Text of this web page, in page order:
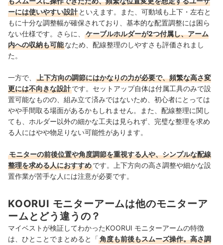
ーには使いやすい設計 といえます。また、可動域も上下・左右と
もに十分な調整幅が確保されており、基本的な配置調整には困ら
ない仕様です。さらに、
ケーブルホルダーが2つ付属し、アーム
内への収納も可能なため、配線整理のしやすさも評価されまし
た。
一方で、
上下方向の調節にはかなりの力が必要で、頻繁な高さ変
更には不向きな設計です。セットアップ自体は付属工具のみで設
置可能なものの、組み立て済みではないため、初心者にとっては
やや手間取る場面があるかもしれません。また、配線整理に関し
ても、ホルダー以外の細かな工夫は見られず、完璧な整理を求め
る人にはやや物足りない可能性があります。
モニターの前後位置や角度調節を重視する人や、シンプルな配線
整理を求める人におすすめです。上下方向の高さ調整や細かな設
置作業が苦手な人には注意が必要です。
KOORUI モニターアームは他のモニターア
ームとどう違うの？
マイベストが検証してわかったKOORUI モニターアームの特徴
は、ひとことでまとめると「角度も前後もスムーズ操作。高さ調